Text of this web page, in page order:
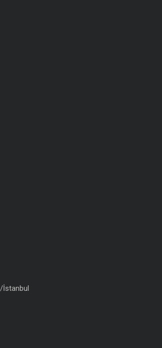
İstanbul